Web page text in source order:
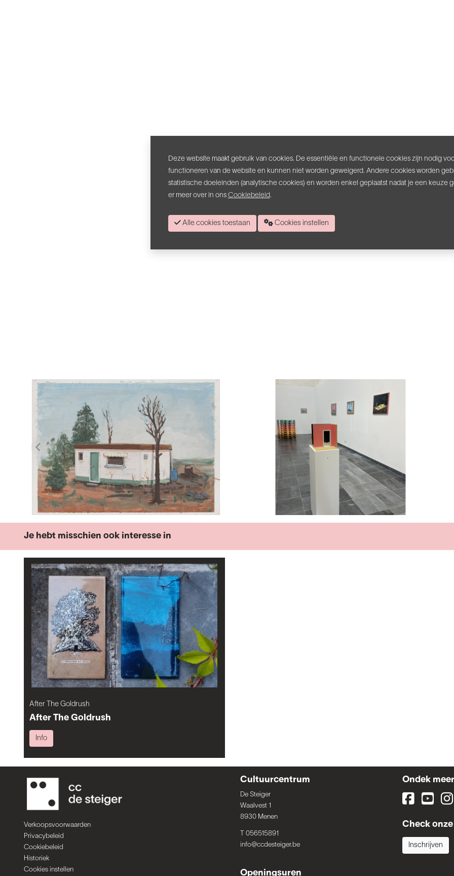
Je hebt misschien ook interesse in
After The Goldrush
After The Goldrush
Info
Verkoopsvoorwaarden
Privacybeleid
Cookiebeleid
Historiek
Cookies instellen
Cultuurcentrum
De Steiger
Waalvest 1
8930 Menen
T 056515891
info@ccdesteiger.be
Openingsuren
Ondek meer
Check
Inschrijven
Deze website maakt gebruik van cookies. De essentiële en functionele cookies zijn nodig
functioneren van de website en kunnen niet worden geweigerd. Andere cookies worden
statistische doeleinden (analytische cookies) en worden enkel geplaatst nadat je een keuze
er meer over in ons Cookiebeleid.
Alle cookies toestaan Cookies instellen